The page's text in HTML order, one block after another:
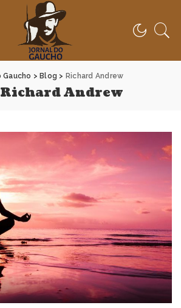
Gaucho > Blog > Richard Andrew
Richard Andrew